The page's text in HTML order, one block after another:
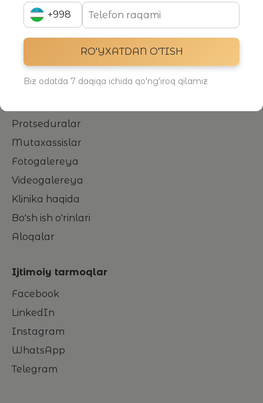
Telefon raqami
+998 90 016 33 88
RO'YXATDAN O'TISH
Navigatsiya
Protseduralar
Mutaxassislar
Fotogalereya
Videogalereya
Klinika haqida
Bo'sh ish o'rinlari
Aloqalar
Ijtimoiy tarmoqlar
Facebook
LinkedIn
Instagram
WhatsApp
Telegram
+998
+994
RO'YXATDAN O'TISH
Biz odatda 7 daqiqa ichida qo'ng'iroq qilamiz